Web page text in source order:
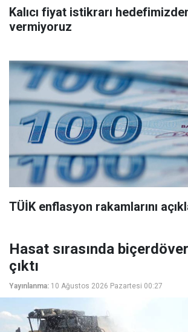
Kalıcı fiyat istikrarı
vermiyoruz
TÜİK enflasyon rakamlarını
Hasat sırasında
çıktı
Yayınlanma: 10 Ağustos 2026 Pazartesi 00:27